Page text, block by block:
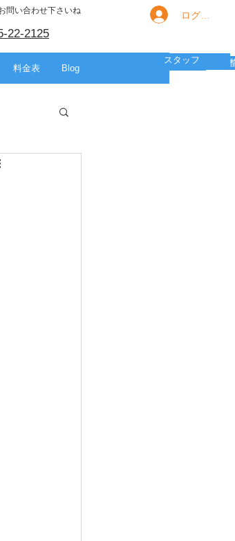
問い合わせ下さいね
22-2125
ログイン
料金表 Blog
スポーツ
美容整体
箇所別の痛み
HOME
スタッフ